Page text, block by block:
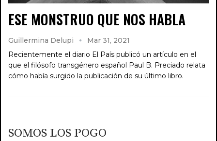
ESE MONSTRUO QUE NOS HABLA
Guillermina Delupi
Mar 31, 2021
Recientemente el diario El País publicó un artículo en el
que el filósofo transgénero español Paul B. Preciado relata
cómo había surgido la publicación de su último libro.
SOMOS LOS POGO